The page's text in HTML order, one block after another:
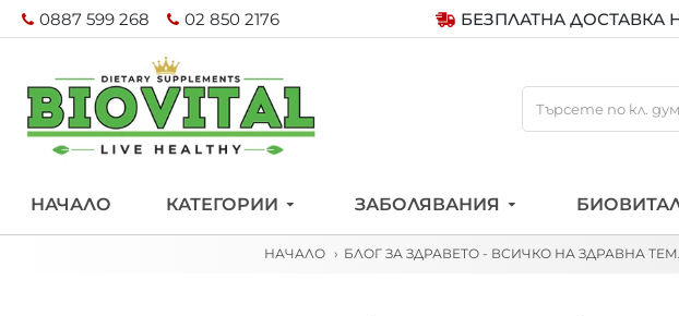
0887 599 268 02 850 2176 БЕЗПЛАТНА ДОСТАВКА
НАЧАЛО КАТЕГОРИИ ЗАБОЛЯВАНИЯ
НАЧАЛО БЛОГ ЗА ЗДРАВЕТО - ВСИЧКО НА ЗДРАВНА